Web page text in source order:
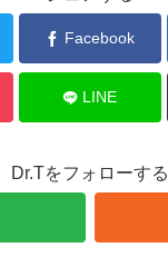
Facebook
LINE
Dr.Tをフォローする